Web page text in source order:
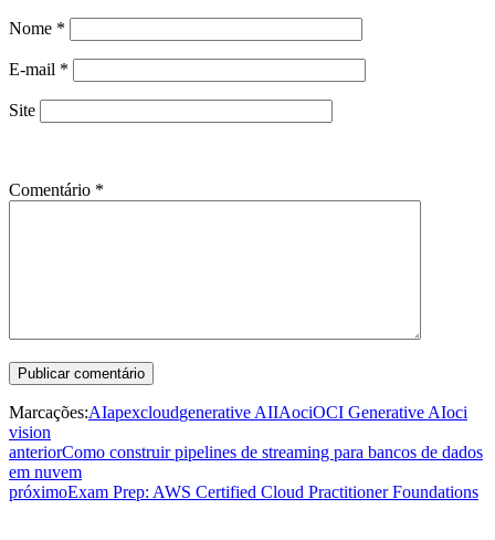
Nome *
E-mail *
Site
Comentário *
Marcações:AIapexcloudgenerative AIIAociOCI Generative AIoci
vision
anteriorComo construir pipelines de streaming para bancos de dados
em nuvem
próximoExam Prep: AWS Certified Cloud Practitioner Foundations